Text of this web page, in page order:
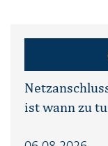
ist wann zu